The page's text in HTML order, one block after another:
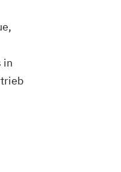
in